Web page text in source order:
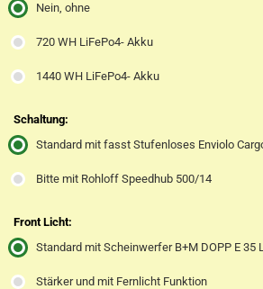
Nein, ohne
720 WH LiFePo4- Akku
1440 WH LiFePo4- Akku
Schaltung:
Standard mit fasst Stufenloses Enviolo
Bitte mit Rohloff Speedhub 500/14
Front Licht:
Standard mit Scheinwerfer B+M DOPP E 35
Stärker und mit Fernlicht Funktion